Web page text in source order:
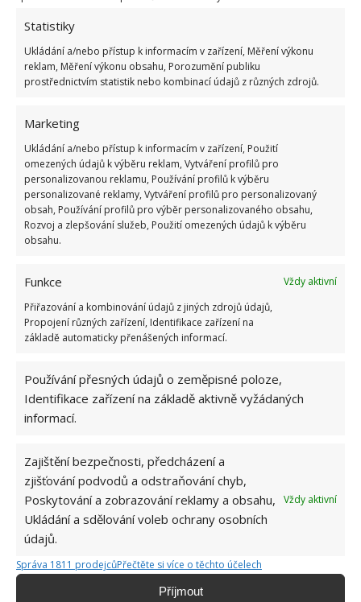
Statistiky
Ukládání a/nebo přístup k informacím v zařízení, Měření výkonu
reklam, Měření výkonu obsahu, Porozumění publiku
prostřednictvím statistik nebo kombinací údajů z různých zdrojů.
Marketing
Ukládání a/nebo přístup k informacím v zařízení, Použití
omezených údajů k výběru reklam, Vytváření profilů pro
personalizovanou reklamu, Používání profilů k výběru
personalizované reklamy, Vytváření profilů pro personalizovaný
obsah, Používání profilů pro výběr personalizovaného obsahu,
Rozvoj a zlepšování služeb, Použití omezených údajů k výběru
obsahu.
Funkce
Vždy aktivní
Přiřazování a kombinování údajů z jiných zdrojů údajů,
Propojení různých zařízení, Identifikace zařízení na
základě automaticky přenášených informací.
Používání přesných údajů o zeměpisné poloze,
Identifikace zařízení na základě aktivně vyžádaných
informací.
Zajištění bezpečnosti, předcházení a
zjišťování podvodů a odstraňování chyb,
Poskytování a zobrazování reklamy a obsahu,
Ukládání a sdělování voleb ochrany osobních
údajů.
Vždy aktivní
Správa 1811 prodejcůPřečtěte si více o těchto účelech
Příjmout
na obalu. V případě, že nás zajímá neznámý
exemplář, měl by mít na obalu nálepku s názvem a
také základní informace o pěstování. Musí
obsahovat užitečné tipy, jako je výběr místa a
název rostliny, protože potřebné informace můžete
najít sami, např. na internetu.
Věnujte pozornost půdě
Rostliny zakoupené v obchodech mají nejčastěji
Měl by být suchý nebo mírně vlhký, ale ne příliš
hnilobě kořenů a tím k jejich uhynutí. I když jste
vybrali rostlinu se suchou půdou, je dobré hned po
a zdali nejsou napadeny plísní.